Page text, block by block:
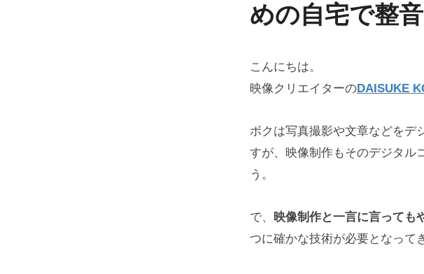
めの自宅で整
こんにちは。
映像クリエイターのDAISUKE
ボクは写真撮影や文章などをデ
すが、映像制作もそのデジタル
う。
で、 映像制作と一言に言っても
つに確かな技術が必要となって